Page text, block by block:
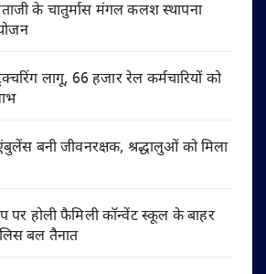
के चातुर्मास मंगल कलश स्थापना
लागू, 66 हजार रेल कर्मचारियों को
बनी जीवनरक्षक, श्रद्धालुओं को मिला
पर होली फैमिली कॉन्वेंट स्कूल के बाहर
बल तैनात